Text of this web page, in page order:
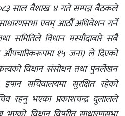
साल वैशाख ४ गते सम्पन्न बैठकले
एवम् आठौँ अधिवेशन गर्ने
समितिले विधान मस्यौदाबारे सबै
१५ जना) ले दिएको
विधान संसोधन तथा पुनर्लेखन
इपान सचिवालयमा सुरक्षित रहेको
रहनु भएका प्रकाशचन्द्र दुलालले